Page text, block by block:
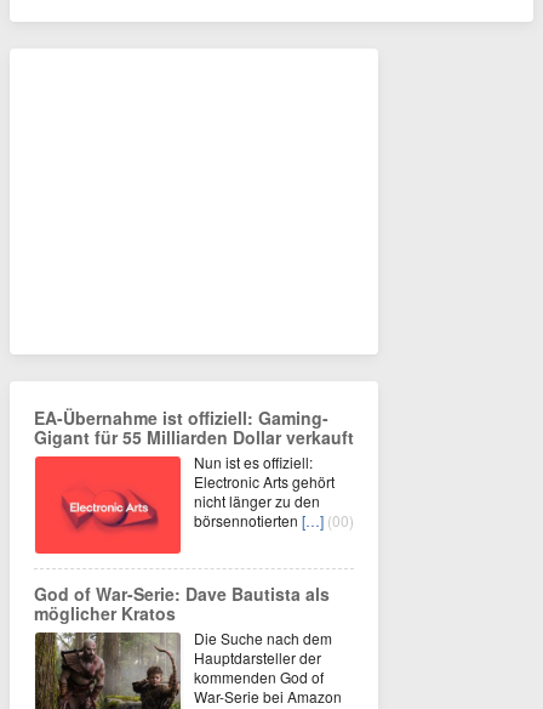
EA-Übernahme ist offiziell: Gaming-
Gigant für 55 Milliarden Dollar verkauft
Nun ist es offiziell:
Electronic Arts gehört
nicht länger zu den
börsennotierten […] (00)
God of War-Serie: Dave Bautista als
möglicher Kratos
Die Suche nach dem
Hauptdarsteller der
kommenden God of
War-Serie bei Amazon